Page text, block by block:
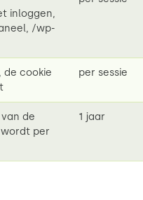
inloggen,
/wp-
de cookie
per sessie
de
per
1 jaar